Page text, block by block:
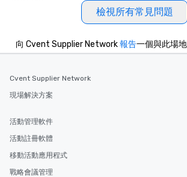
檢視所有常見問題
向 Cvent Supplier Network報告一個與此場
Cvent Supplier Network
現場解決方案
活動管理軟件
活動註冊軟體
移動活動應用程式
戰略會議管理